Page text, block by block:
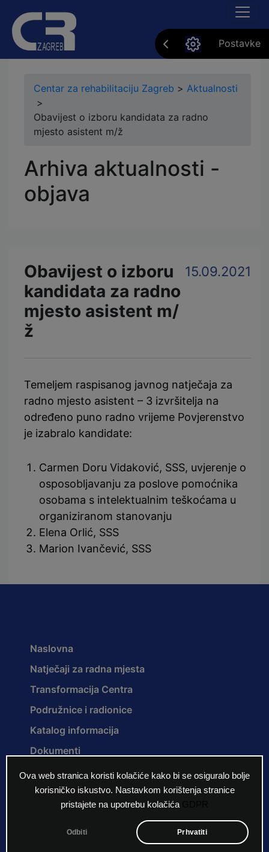
Ova web stranica koristi kolačiće kako bi se osiguralo bolje
korisničko iskustvo. Nastavkom korištenja stranice
pristajete na upotrebu kolačića
Odbiti Prhvatiti
Postavke
Centar za rehabilitaciju Zagreb > Aktualnosti
>
Obavijest o izboru kandidata za radno
mjesto asistent m/ž
Arhiva aktualnosti -
objava
Obavijest o izboru
kandidata za radno
mjesto asistent m/
ž
15.09.2021
Temeljem raspisanog javnog natječaja za
radno mjesto asistent – 3 izvršitelja na
određeno puno radno vrijeme Povjerenstvo
je izabralo kandidate:
Carmen Doru Vidaković, SSS, uvjerenje o
osposobljavanju za poslove pomoćnika
osobama s intelektualnim teškoćama u
organiziranom stanovanju
Elena Orlić, SSS
Marion Ivančević, SSS
Naslovna
Natječaji za radna mjesta
Transformacija Centra
Podružnice i radionice
Katalog informacija
Dokumenti
Novosti
Projekti i programi